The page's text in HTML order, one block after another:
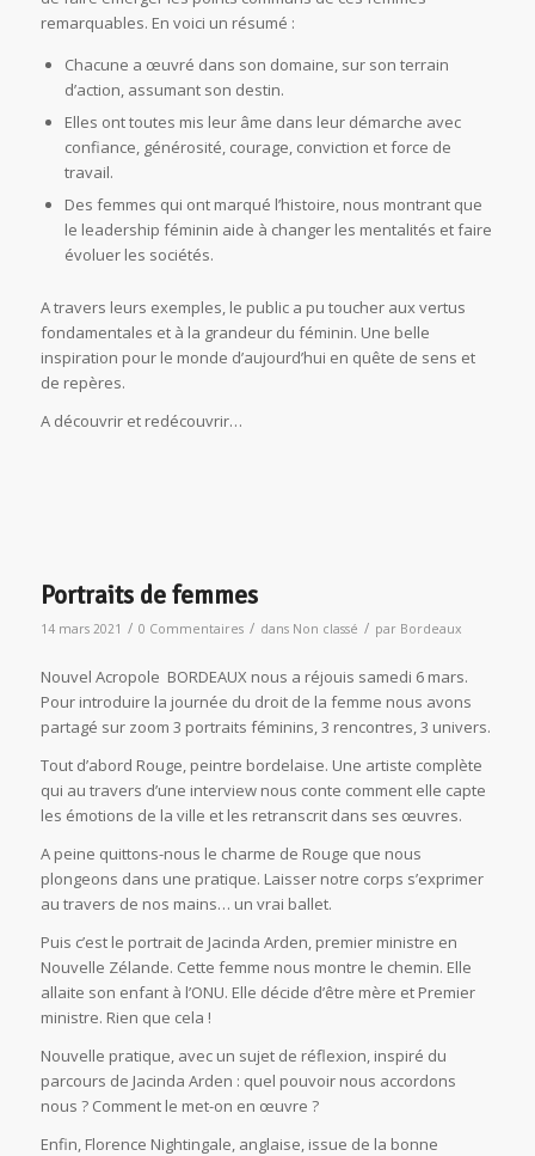
remarquables. En voici un résumé :
Chacune a œuvré dans son domaine, sur son terrain
d’action, assumant son destin.
Elles ont toutes mis leur âme dans leur démarche avec
confiance, générosité, courage, conviction et force de
travail.
Des femmes qui ont marqué l’histoire, nous montrant que
le leadership féminin aide à changer les mentalités et faire
évoluer les sociétés.
A travers leurs exemples, le public a pu toucher aux vertus
fondamentales et à la grandeur du féminin. Une belle
inspiration pour le monde d’aujourd’hui en quête de sens et
de repères.
A découvrir et redécouvrir…
Portraits de femmes
14 mars 2021 / 0 Commentaires / dans Non classé / par Bordeaux
Nouvel Acropole BORDEAUX nous a réjouis samedi 6 mars.
Pour introduire la journée du droit de la femme nous avons
partagé sur zoom 3 portraits féminins, 3 rencontres, 3 univers.
Tout d’abord Rouge, peintre bordelaise. Une artiste complète
qui au travers d’une interview nous conte comment elle capte
les émotions de la ville et les retranscrit dans ses œuvres.
A peine quittons-nous le charme de Rouge que nous
plongeons dans une pratique. Laisser notre corps s’exprimer
au travers de nos mains… un vrai ballet.
Puis c’est le portrait de Jacinda Arden, premier ministre en
Nouvelle Zélande. Cette femme nous montre le chemin. Elle
allaite son enfant à l’ONU. Elle décide d’être mère et Premier
ministre. Rien que cela !
Nouvelle pratique, avec un sujet de réflexion, inspiré du
parcours de Jacinda Arden : quel pouvoir nous accordons
nous ? Comment le met-on en œuvre ?
Enfin, Florence Nightingale, anglaise, issue de la bonne